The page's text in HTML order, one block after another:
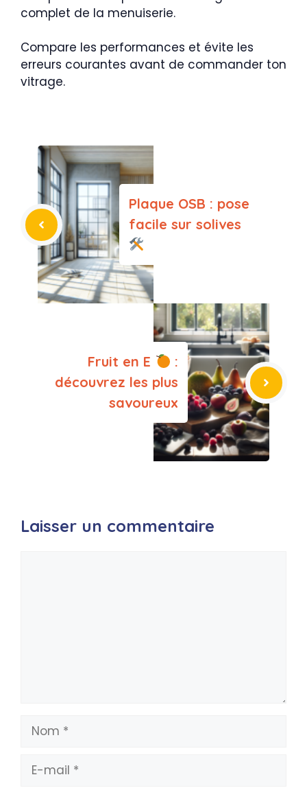
complet de la menuiserie.
Compare les performances et évite les
erreurs courantes avant de commander ton
vitrage.
Plaque OSB : pose
facile sur solives
Fruit en E
:
découvrez les plus
savoureux
Laisser un commentaire
Nom
mail